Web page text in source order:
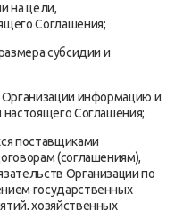
на цели,
Соглашения;
субсидии и
информацию и
Соглашения;
поставщиками
(соглашениям),
Организации по
государственных
хозяйственных